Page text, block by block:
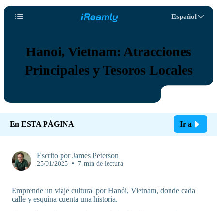
Español
Hanoi, Vietnam: Atracciones
Principales y Tesoros Locales
En ESTA PÁGINA Ir a
Escrito porJames Peterson
25/01/2025 • 7-min de lectura
Emprende un viaje cultural por Hanói, Vietnam, donde cada
calle y esquina cuenta una historia.